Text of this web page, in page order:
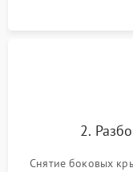
2.
Снятие боковых